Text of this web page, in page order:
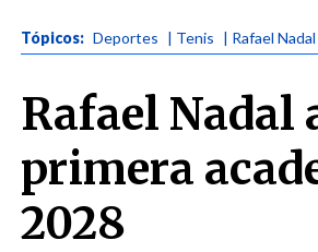
Tópicos: Deportes | Tenis | Rafael Nadal
Rafael Nadal
primera
2028